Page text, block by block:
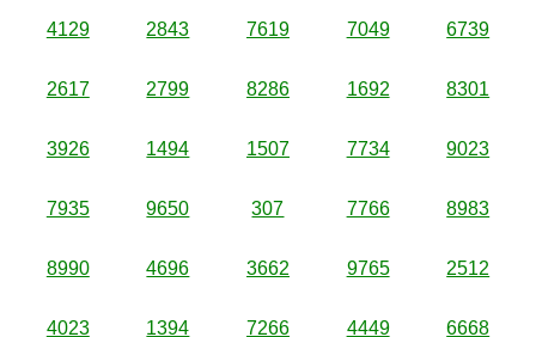
4129 2843 7619 7049 6739
2617 2799 8286 1692 8301
3926 1494 1507 7734 9023
7935 9650 307 7766 8983
8990 4696 3662 9765 2512
4023 1394 7266 4449 6668